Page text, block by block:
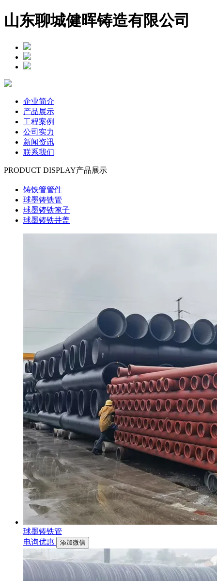
山东聊城健晖铸造有限公司
企业简介
产品展示
工程案例
公司实力
新闻资讯
联系我们
PRODUCT DISPLAY产品展示
铸铁管管件
球墨铸铁管
球墨铸铁篦子
球墨铸铁井盖
球墨铸铁管
电询优惠
添加微信